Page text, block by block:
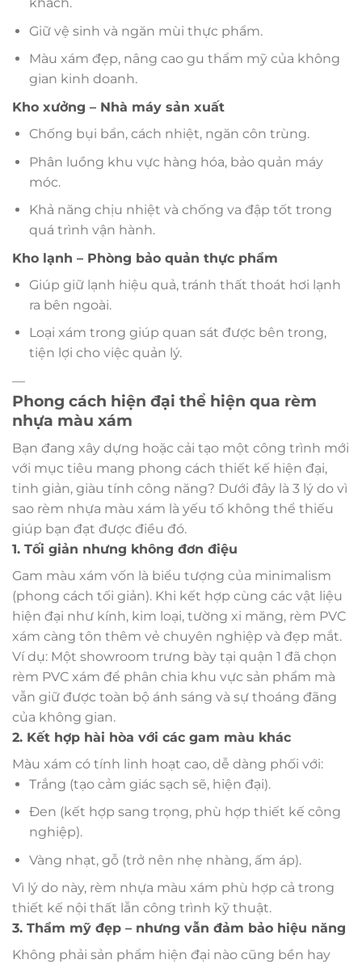
Giữ vệ sinh và ngăn mùi thực phẩm.
Màu xám đẹp, nâng cao gu thẩm mỹ của không
gian kinh doanh.
Kho xưởng – Nhà máy sản xuất
Chống bụi bẩn, cách nhiệt, ngăn côn trùng.
Phân luồng khu vực hàng hóa, bảo quản máy
móc.
Khả năng chịu nhiệt và chống va đập tốt trong
quá trình vận hành.
Kho lạnh – Phòng bảo quản thực phẩm
Giúp giữ lạnh hiệu quả, tránh thất thoát hơi lạnh
ra bên ngoài.
Loại xám trong giúp quan sát được bên trong,
tiện lợi cho việc quản lý.
—
Phong cách hiện đại thể hiện qua rèm
nhựa màu xám
Bạn đang xây dựng hoặc cải tạo một công trình mới
với mục tiêu mang phong cách thiết kế hiện đại,
tinh giản, giàu tính công năng? Dưới đây là 3 lý do vì
sao rèm nhựa màu xám là yếu tố không thể thiếu
giúp bạn đạt được điều đó.
1. Tối giản nhưng không đơn điệu
Gam màu xám vốn là biểu tượng của minimalism
(phong cách tối giản). Khi kết hợp cùng các vật liệu
hiện đại như kính, kim loại, tường xi măng, rèm PVC
xám càng tôn thêm vẻ chuyên nghiệp và đẹp mắt.
Ví dụ: Một showroom trưng bày tại quận 1 đã chọn
rèm PVC xám để phân chia khu vực sản phẩm mà
vẫn giữ được toàn bộ ánh sáng và sự thoáng đãng
của không gian.
2. Kết hợp hài hòa với các gam màu khác
Màu xám có tính linh hoạt cao, dễ dàng phối với:
Trắng (tạo cảm giác sạch sẽ, hiện đại).
Đen (kết hợp sang trọng, phù hợp thiết kế công
nghiệp).
Vàng nhạt, gỗ (trở nên nhẹ nhàng, ấm áp).
Vì lý do này, rèm nhựa màu xám phù hợp cả trong
thiết kế nội thất lẫn công trình kỹ thuật.
3. Thẩm mỹ đẹp – nhưng vẫn đảm bảo hiệu năng
Không phải sản phẩm hiện đại nào cũng bền hay